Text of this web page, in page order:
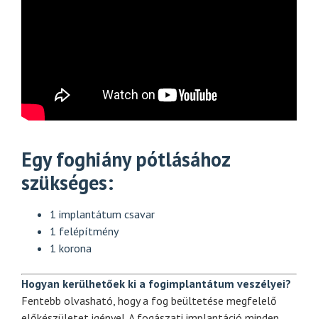
Egy foghiány pótlásához
szükséges:
1 implantátum csavar
1 felépítmény
1 korona
Hogyan kerülhetőek ki a fogimplantátum veszélyei?
Fentebb olvasható, hogy a fog beültetése megfelelő